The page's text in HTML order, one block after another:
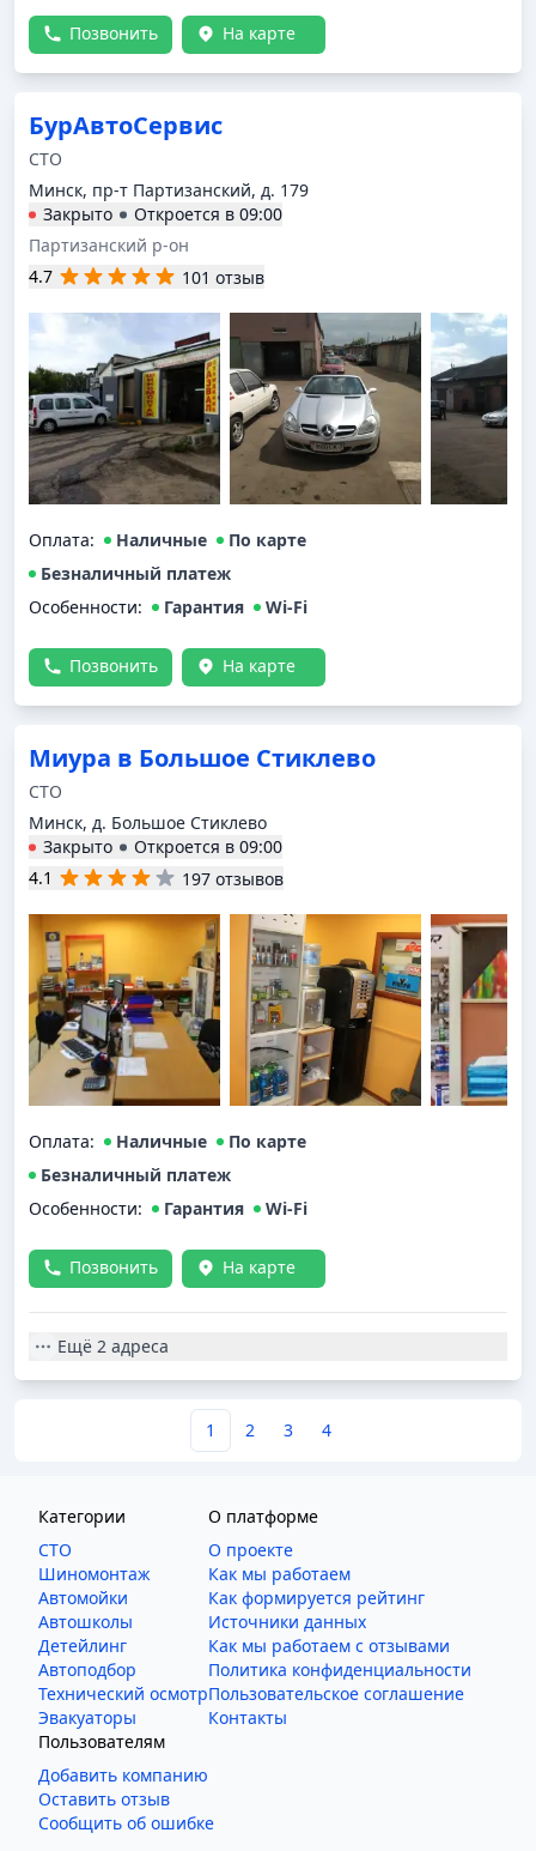
Позвонить На карте
БурАвтоСервис
СТО
Минск, пр-т Партизанский, д. 179
Закрыто
Откроется в 09:00
Партизанский р-он
4.7
101 отзыв
Оплата: Наличные
По карте
Безналичный платеж
Особенности:
Гарантия Wi-Fi
Позвонить На карте
Миура в Большое Стиклево
СТО
Минск, д. Большое Стиклево
Закрыто
Откроется в 09:00
4.1
197 отзывов
Оплата: Наличные
По карте
Безналичный платеж
Особенности:
Гарантия Wi-Fi
Позвонить На карте
Ещё 2 адреса
1 2 3 4
Категории
СТО
Шиномонтаж
Автомойки
Автошколы
Детейлинг
Автоподбор
Технический осмотр
Эвакуаторы
О платформе
О проекте
Как мы работаем
Как формируется рейтинг
Источники данных
Как мы работаем с отзывами
Политика конфиденциальности
Пользовательское соглашение
Контакты
Пользователям
Добавить компанию
Оставить отзыв
Сообщить об ошибке